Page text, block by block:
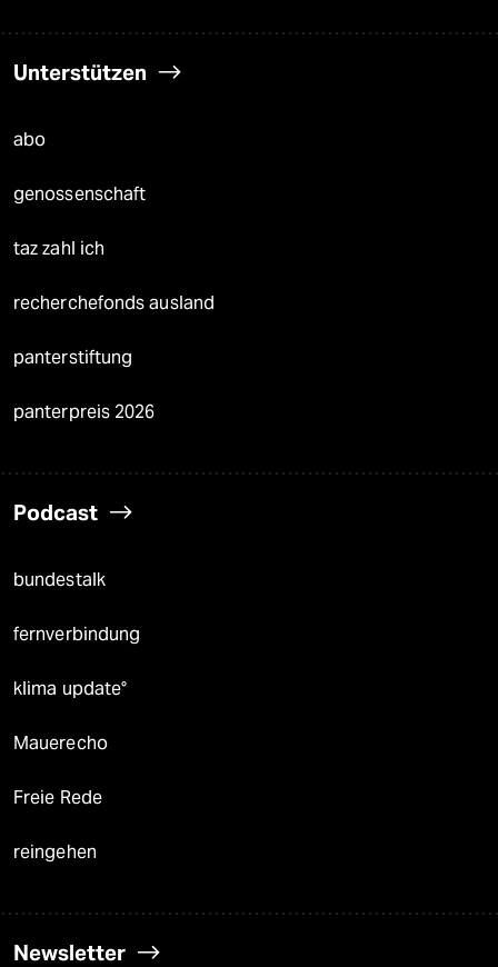
Unterstützen
abo
genossenschaft
taz zahl ich
recherchefonds ausland
panterstiftung
panterpreis 2026
Podcast
bundestalk
fernverbindung
klima update°
Mauerecho
Freie Rede
reingehen
Newsletter